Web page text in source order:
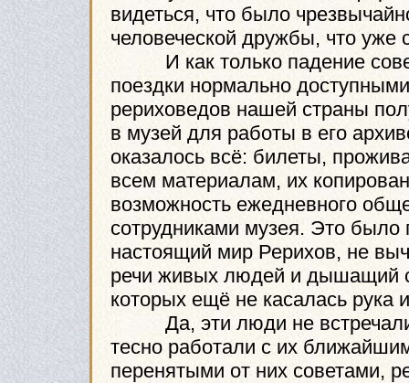
видеться, что было
человеческой дружбы, что
И как только падение
поездки нормально
рериховедов нашей страны
в музей для работы в его
оказалось всё: билеты,
всем материалам, их
возможность ежедневного
сотрудниками музея. Это
настоящий мир Рерихов, не
речи живых людей и дышащий
которых ещё не касалась рука
Да, эти люди не
тесно работали с их
перенятыми от них советами,